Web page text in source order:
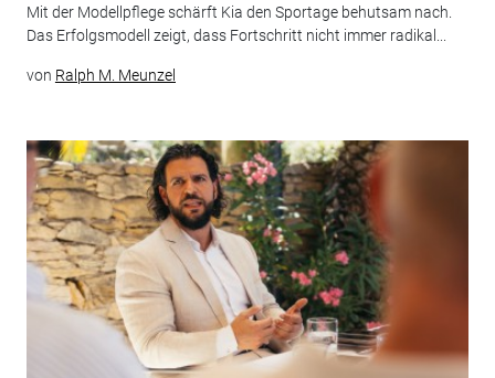
Mit der Modellpflege schärft Kia den Sportage behutsam nach.
Das Erfolgsmodell zeigt, dass Fortschritt nicht immer radikal...
von Ralph M. Meunzel